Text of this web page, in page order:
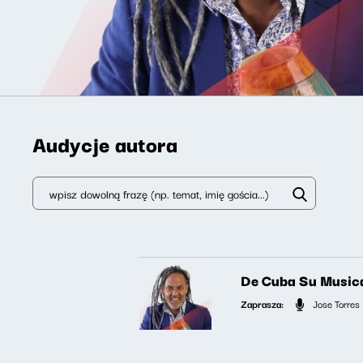
Audycje autora
De Cuba Su
Zaprasza: Jose Torres